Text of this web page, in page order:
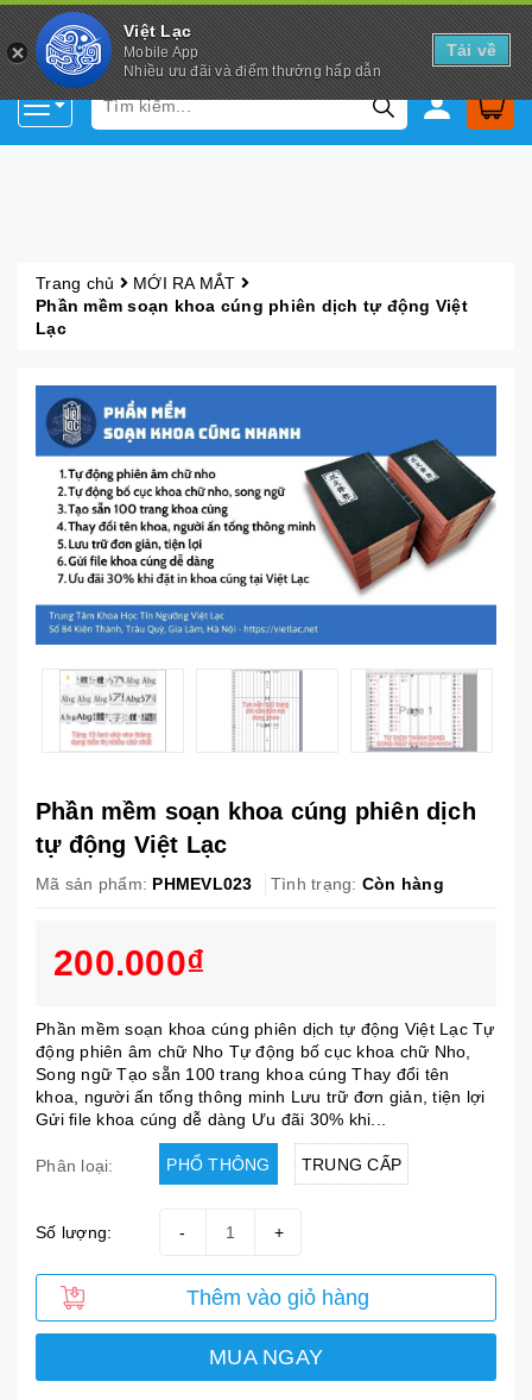
Việt Lạc
Mobile App
Nhiều ưu đãi và điểm thưởng hấp dẫn
Tải về
Trang chủ
MỚI RA MẮT
Phần mềm soạn khoa cúng phiên dịch tự động Việt
Lạc
Phần mềm soạn khoa cúng phiên dịch
tự động Việt Lạc
Mã sản phẩm: PHMEVL023 Tình trạng: Còn hàng
200.000₫
Phần mềm soạn khoa cúng phiên dịch tự động Việt Lạc Tự
động phiên âm chữ Nho Tự động bố cục khoa chữ Nho,
Song ngữ Tạo sẵn 100 trang khoa cúng Thay đổi tên
khoa, người ấn tống thông minh Lưu trữ đơn giản, tiện lợi
Gửi file khoa cúng dễ dàng Ưu đãi 30% khi...
Phân loại: PHỔ THÔNG TRUNG CẤP
Số lượng: +
-
Thêm vào giỏ hàng
MUA NGAY